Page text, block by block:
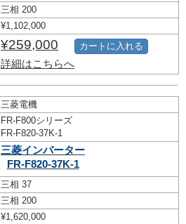
三相 200
¥1,102,000
¥259,000
詳細はこちらへ
カートに入れる
三菱電機
FR-F800シリーズ
FR-F820-37K-1
三菱インバーター
FR-F820-37K-1
三相 37
三相 200
¥1,620,000